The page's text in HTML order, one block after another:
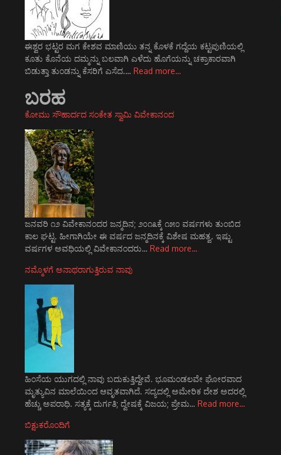
ಈಶ್ವರ ಭಟ್ಟರ ಮಗ ಕೇಶವ ಮಾಣಿಯು ತನ್ನ ಕೊಳಕೆ ಗದ್ದೆಯ ಕಟ್ಟಪುಣಿಯಲ್ಲಿ
ಕೂತು ಕೊನೆಯ ದಮ್ಮನ್ನು ಬಲವಾಗಿ ಎಳೆದು ಹೊಗೆಯನ್ನು ಚಕ್ರಾಕಾರವಾಗಿ
ಬಿಡುತ್ತಾ ತುಂಡನ್ನು ಕೆಸರಿಗೆ ಎಸೆದ.… Read more…
ಬರಹ
ಕೋಮು ಸೌಹಾರ್ದದ ಸಂಕೇತ ಸ್ವಾಮಿ ವಿವೇಕಾನಂದ
ಜನವರಿ ೧೨ ವಿವೇಕಾನಂದರ ಜನ್ಮದಿನ; ೨೦೧೩ಕ್ಕೆ ೧೫೦ ವರ್ಷಗಳು ತುಂಬಿದ
ಕಾಲ ಘಟ್ಟ. ಹೀಗಾಗಿಯೇ ಈ ವರ್ಷದ ಜನ್ಮದಿನಕ್ಕೆ ವಿಶೇಷ ಮಹತ್ವ. ಇಷ್ಟು
ವರ್ಷಗಳ ಅವಧಿಯಲ್ಲಿ ವಿವೇಕಾನಂದರು… Read more…
ನಮ್ಮೊಳಗೆ ಅನಾಥರಾಗುತ್ತಿರುವ ನಾವು
ಹಿಂಸೆಯ ಯುಗದಲ್ಲಿ ನಾವು ಬದುಕುತ್ತಿದ್ದೇವೆ. ಭೂಮಂಡಲವೇ ಘೋರವಾದ
ಮೃತ್ಯುವಿನ ಮಾಲೆಯಿಂದ ಆವೃತವಾಗಿದೆ. ಸದ್ಯದಲ್ಲಿ ಅಮೇರಿಕ ದೇಶ ಅದರಲ್ಲಿ
ಹೆಚ್ಚು ಅಪರಾಧಿ. ಸತ್ಯಕ್ಕೆ ದುರ್ಗತಿ; ದ್ವೇಷಕ್ಕೆ ವಿಜಯ; ಪ್ರೇಮ… Read more…
ಬಿಕ್ಷುಕರೊಂದಿಗೆ